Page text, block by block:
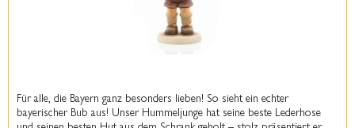
Für alle, die Bayern ganz besonders lieben! So sieht ein echter
bayerischer Bub aus! Unser Hummeljunge hat seine beste Lederhose